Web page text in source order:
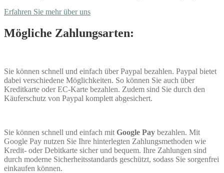
Erfahren Sie mehr über uns
Mögliche Zahlungsarten:
Sie können schnell und einfach über Paypal bezahlen. Paypal bietet
dabei verschiedene Möglichkeiten. So können Sie auch über
Kreditkarte oder EC-Karte bezahlen. Zudem sind Sie durch den
Käuferschutz von Paypal komplett abgesichert.
Sie können schnell und einfach mit Google Pay bezahlen. Mit
Google Pay nutzen Sie Ihre hinterlegten Zahlungsmethoden wie
Kredit- oder Debitkarte sicher und bequem. Ihre Zahlungen sind
durch moderne Sicherheitsstandards geschützt, sodass Sie sorgenfrei
einkaufen können.